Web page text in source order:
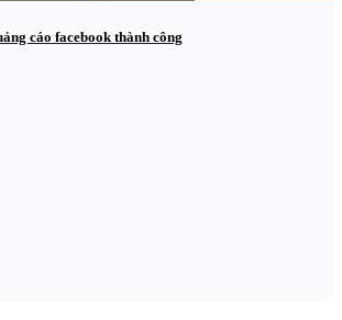
cáo facebook thành công